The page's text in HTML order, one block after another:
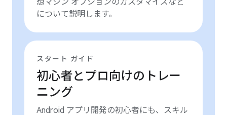
想マシン オプションのカスタマイズなど
について説明します。
スタート ガイド
初心者とプロ向けのトレー
ニング
Android アプリ開発の初心者にも、スキル